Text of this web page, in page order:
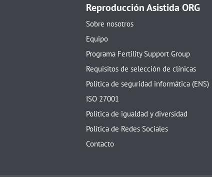
Reproducción Asistida ORG
Sobre nosotros
Equipo
Programa Fertility Support Group
Requisitos de selección de clínicas
Política de seguridad informática (ENS)
ISO 27001
Política de igualdad y diversidad
Política de Redes Sociales
Contacto